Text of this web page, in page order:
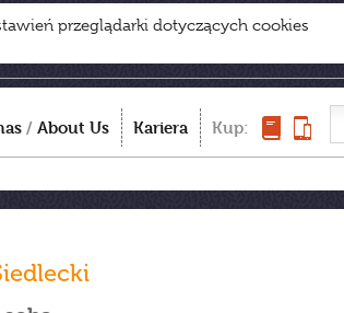
przeglądarki dotyczących cookies
/ About Us Kariera Kup: